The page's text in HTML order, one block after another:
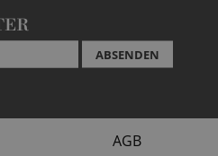
ABSENDEN
AGB